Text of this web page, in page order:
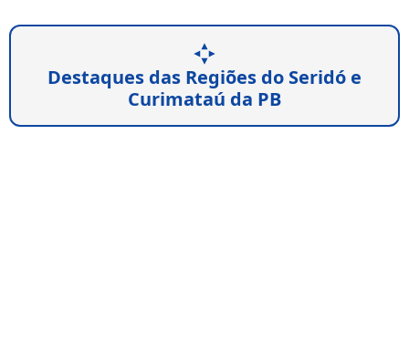
Destaques das Regiões do Seridó e
Curimataú da PB